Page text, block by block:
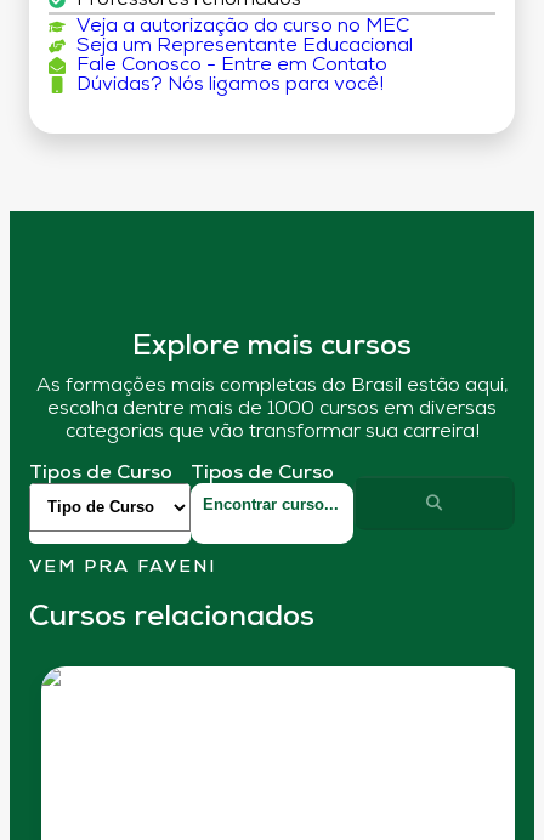
Veja a autorização do curso no MEC
Seja um Representante Educacional
Fale Conosco - Entre em Contato
Dúvidas? Nós ligamos para você!
Explore mais cursos
As formações mais completas do Brasil estão aqui,
escolha dentre mais de 1000 cursos em diversas
categorias que vão transformar sua carreira!
Tipos de Curso Tipos de Curso
VEM PRA FAVENI
Cursos relacionados